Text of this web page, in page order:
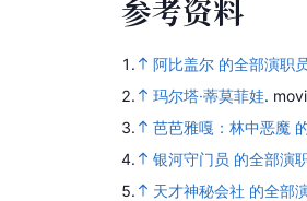
参考资料
1.
阿比盖尔 的全部演职
2.
玛尔塔·蒂莫菲娃.
3.
芭芭雅嘎：林中恶魔
4.
银河守门员 的全部演
5.
天才神秘会社 的全部